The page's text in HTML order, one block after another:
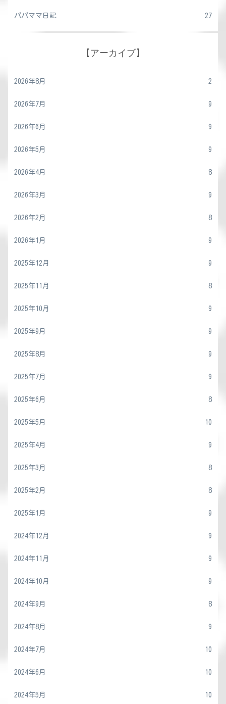
パパママ日記 27
【アーカイブ】
2026年8月 2
2026年7月 9
2026年6月 9
2026年5月 9
2026年4月 8
2026年3月 9
2026年2月 8
2026年1月 9
2025年12月 9
2025年11月 8
2025年10月 9
2025年9月 9
2025年8月 9
2025年7月 9
2025年6月 8
2025年5月 10
2025年4月 9
2025年3月 8
2025年2月 8
2025年1月 9
2024年12月 9
2024年11月 9
2024年10月 9
2024年9月 8
2024年8月 9
2024年7月 10
2024年6月 10
2024年5月 10